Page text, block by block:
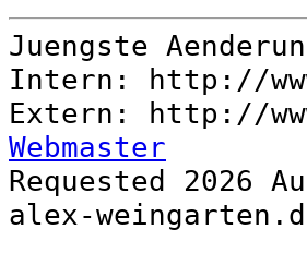
Juengste
Intern: http://
Extern: http://
Webmaster
Requested 2026
alex-